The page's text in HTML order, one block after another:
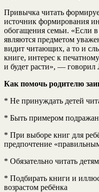
Привычка читать
источник формирования
обогащения семьи. «Если
являются предметом
видит читающих, а то и
книге, интерес к
и будет расти», —
Как помочь родителю
* Не принуждать детей
* Быть примером
* При выборе книг для
предпочтение
* Обязательно читать
* Подбирать книги и
возрастом ребёнка